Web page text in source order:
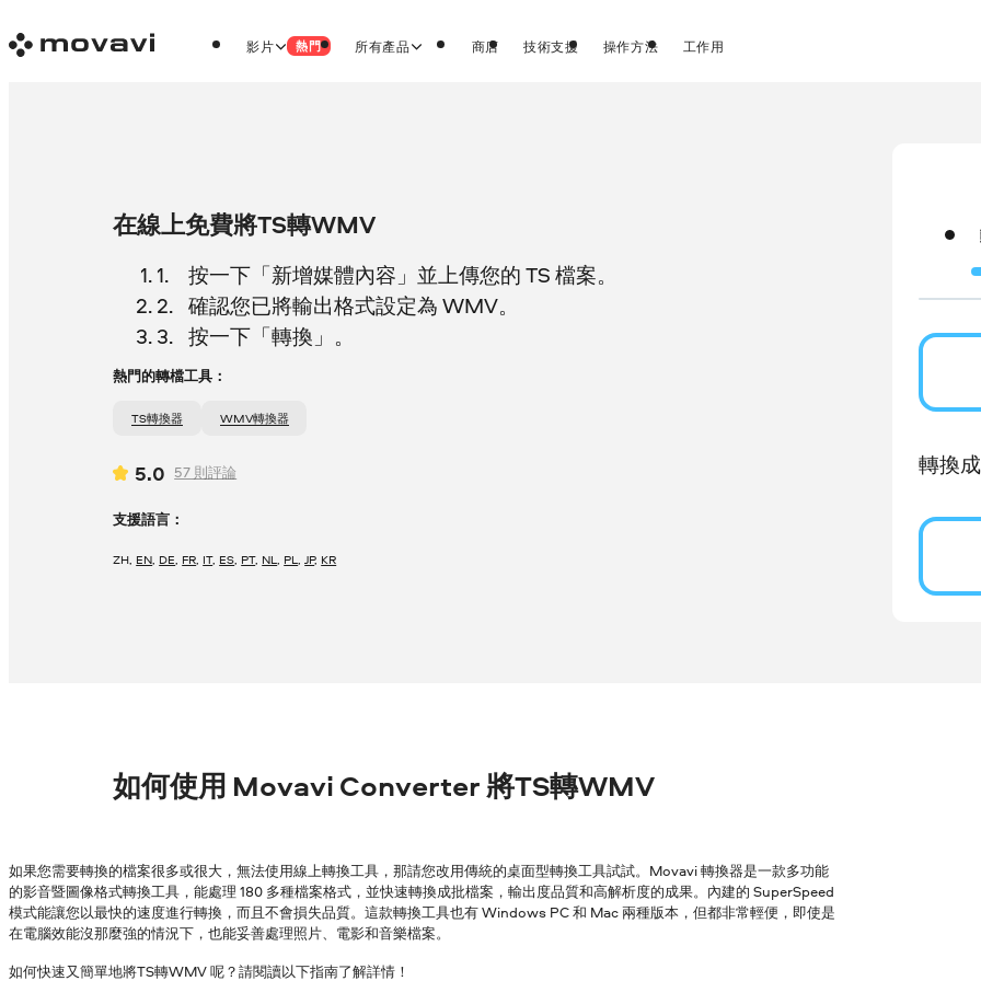
影片 熱門 所有產品 商店 技術支援 操作方法 工作用
在線上免費將TS轉WMV
按一下「新增媒體內容」並上傳您的 TS 檔案。
確認您已將輸出格式設定為 WMV。
按一下「轉換」。
熱門的轉檔工具：
TS轉換器 WMV轉換器
5.0 57 則評論
支援語言：
ZH, EN, DE, FR, IT, ES, PT, NL, PL,JP, KR
轉換成
如何使用 Movavi Converter 將TS轉WMV
如果您需要轉換的檔案很多或很大，無法使用線上轉換工具，那請您改用傳統的桌面型轉換工具試試。Movavi 轉換器是一款多功能
的影音暨圖像格式轉換工具，能處理 180 多種檔案格式，並快速轉換成批檔案，輸出度品質和高解析度的成果。內建的 SuperSpeed
模式能讓您以最快的速度進行轉換，而且不會損失品質。這款轉換工具也有 Windows PC 和 Mac 兩種版本，但都非常輕便，即使是
在電腦效能沒那麼強的情況下，也能妥善處理照片、電影和音樂檔案。
如何快速又簡單地將TS轉WMV 呢？請閱讀以下指南了解詳情！